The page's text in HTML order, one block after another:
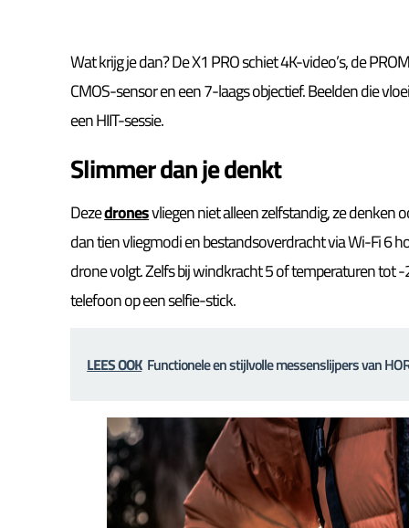
Wat krijg je dan? De X1 PRO schiet 4K-video’s, de
CMOS-sensor en een 7-laags objectief. Beelden die
een HIIT-sessie.
Slimmer dan je denkt
Dezedronesvliegen niet alleen zelfstandig, ze denken
dan tien vliegmodi en bestandsoverdracht via Wi-Fi 6
drone volgt. Zelfs bij windkracht 5 of temperaturen tot
telefoon op een selfie-stick.
LEES OOK Functionele en stijlvolle messenslijpers van